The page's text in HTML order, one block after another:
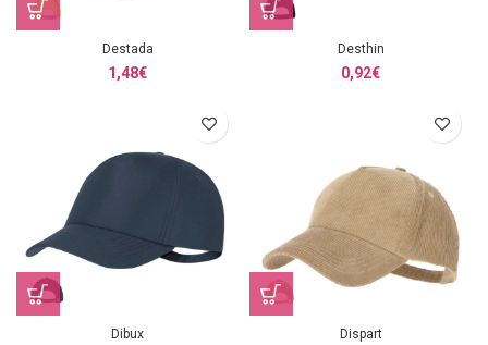
Destada
1,48€
Desthin
0,92€
Dibux Dispart